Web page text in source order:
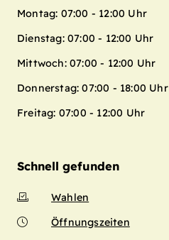
Montag: 07:00 - 12:00 Uhr
Dienstag: 07:00 - 12:00 Uhr
Mittwoch: 07:00 - 12:00 Uhr
Donnerstag: 07:00 - 18:00 Uhr
Freitag: 07:00 - 12:00 Uhr
Schnell gefunden
Wahlen
Öffnungszeiten